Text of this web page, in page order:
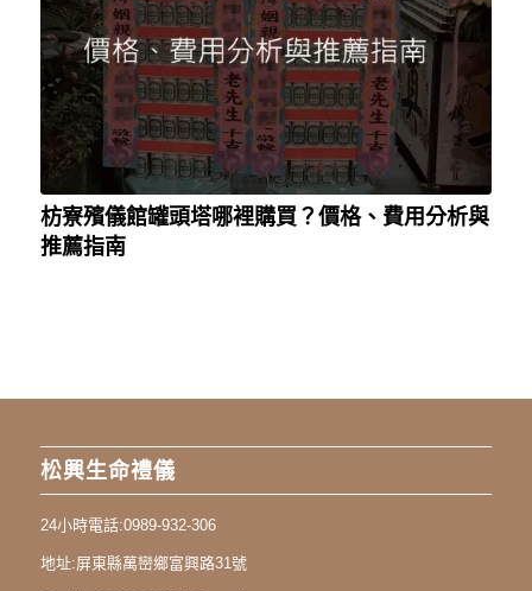
枋寮殯儀館罐頭塔哪裡購買？價格、費用分析與
推薦指南
松興生命禮儀
24小時電話:0989-932-306
地址:屏東縣萬巒鄉富興路31號